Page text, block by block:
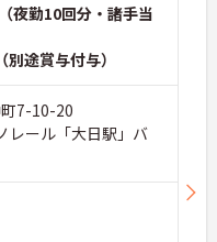
夜勤10回分・諸手当
別途賞与付与）
7-10-20
レール「大日駅」バ